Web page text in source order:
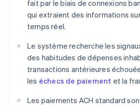
fait par le biais de connexions
qui extraient des informations
temps réel.
Le système recherche les
des habitudes de dépenses
transactions antérieures
les échecs de paiement et la
Les paiements ACH standard